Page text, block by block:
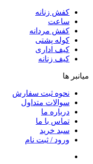
کفش زنانه
ساعت
کفش مردانه
کوله پشتی
کیف اداری
کیف زنانه
میانبر ها
نحوه ثبت سفارش
سوالات متداول
درباره ما
تماس با ما
سبد خرید
ورود / ثبت نام